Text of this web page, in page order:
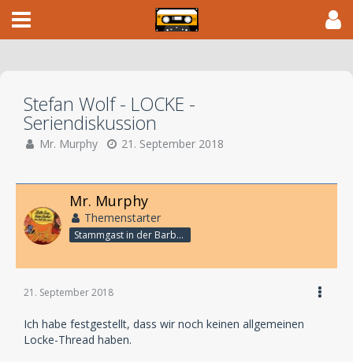
Stefan Wolf - LOCKE -
Seriendiskussion
Mr. Murphy 21. September 2018
Mr. Murphy
Themenstarter
Stammgast in der Barbarabar
21. September 2018
Ich habe festgestellt, dass wir noch keinen allgemeinen
Locke-Thread haben.